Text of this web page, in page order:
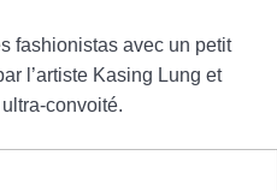
fashionistas avec un petit
l’artiste Kasing Lung et
convoité.